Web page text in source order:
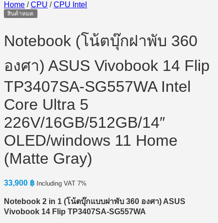
Home / CPU / CPU Intel
สินค้าหมด
Notebook (โน้ตบุ๊กฝาพับ 360
องศา) ASUS Vivobook 14 Flip
TP3407SA-SG557WA Intel
Core Ultra 5
226V/16GB/512GB/14″
OLED/windows 11 Home
(Matte Gray)
33,900 ฿ Including VAT 7%
Notebook 2 in 1 (โน้ตบุ๊กแบบฝาพับ 360 องศา) ASUS
Vivobook 14 Flip TP3407SA-SG557WA